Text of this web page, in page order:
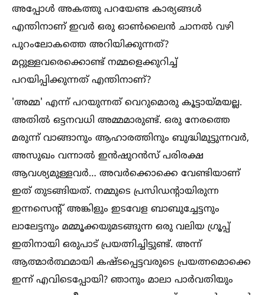
അപ്പോള്‍ അകത്തു പറയേണ്ട കാര്യങ്ങള്‍
എന്തിനാണ് ഇവർ ഒരു ഓണ്‍ലൈൻ ചാനല്‍ വഴി
പുറംലോകത്തെ അറിയിക്കുന്നത്?
മറ്റുള്ളവരെക്കൊണ്ട് നമ്മളെക്കുറിച്ച്‌
പറയിപ്പിക്കുന്നത് എന്തിനാണ്?
'അമ്മ' എന്ന് പറയുന്നത് വെറുമൊരു കൂട്ടായ്മയല്ല.
അതില്‍ ഒട്ടനവധി അമ്മമാരുണ്ട്. ഒരു നേരത്തെ
മരുന്ന് വാങ്ങാനും ആഹാരത്തിനും ബുദ്ധിമുട്ടുന്നവർ,
അസുഖം വന്നാല്‍ ഇൻഷുറൻസ് പരിരക്ഷ
ആവശ്യമുള്ളവർ… അവർക്കൊക്കെ വേണ്ടിയാണ്
ഇത് തുടങ്ങിയത്. നമ്മുടെ പ്രസിഡന്റായിരുന്ന
ഇന്നസെന്റ് അങ്കിളും ഇടവേള ബാബുച്ചേട്ടനും
ലാലേട്ടനും മമ്മൂക്കയുമടങ്ങുന്ന ഒരു വലിയ ഗ്രൂപ്പ്
ഇതിനായി ഒരുപാട് പ്രയത്നിച്ചിട്ടുണ്ട്. അന്ന്
ആത്മാർത്ഥമായി കഷ്ടപ്പെട്ടവരുടെ പ്രയത്നമൊക്കെ
ഇന്ന് എവിടെപ്പോയി? ഞാനും മാലാ പാർവതിയും